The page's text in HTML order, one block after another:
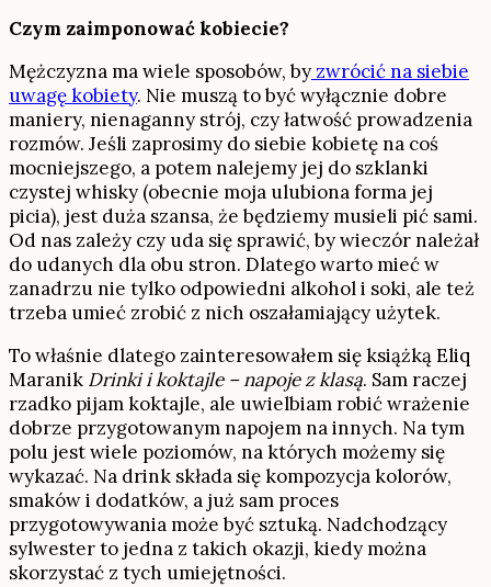
Czym zaimponować kobiecie?
Mężczyzna ma wiele sposobów, by zwrócić na siebie
uwagę kobiety. Nie muszą to być wyłącznie dobre
maniery, nienaganny strój, czy łatwość prowadzenia
rozmów. Jeśli zaprosimy do siebie kobietę na coś
mocniejszego, a potem nalejemy jej do szklanki
czystej whisky (obecnie moja ulubiona forma jej
picia), jest duża szansa, że będziemy musieli pić sami.
Od nas zależy czy uda się sprawić, by wieczór należał
do udanych dla obu stron. Dlatego warto mieć w
zanadrzu nie tylko odpowiedni alkohol i soki, ale też
trzeba umieć zrobić z nich oszałamiający użytek.
To właśnie dlatego zainteresowałem się książką Eliq
Maranik Drinki i koktajle – napoje z klasą. Sam raczej
rzadko pijam koktajle, ale uwielbiam robić wrażenie
dobrze przygotowanym napojem na innych. Na tym
polu jest wiele poziomów, na których możemy się
wykazać. Na drink składa się kompozycja kolorów,
smaków i dodatków, a już sam proces
przygotowywania może być sztuką. Nadchodzący
sylwester to jedna z takich okazji, kiedy można
skorzystać z tych umiejętności.